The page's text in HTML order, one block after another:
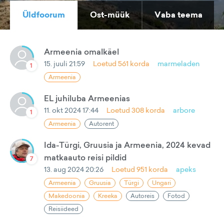
Üldfoorum Ost-müük Vaba teema
1
Armeenia omalkäel
15. juuli 21:59 Loetud 561 korda marmeladen
Armeenia
1
EL juhiluba Armeenias
11. okt 2024 17:44 Loetud 308 korda arbore
Armeenia Autorent
7
Ida-Türgi, Gruusia ja Armeenia, 2024 kevad
matkaauto reisi pildid
13. aug 2024 20:26 Loetud 951 korda apeks
Armeenia Gruusia Türgi
Ungari
Makedoonia
Kreeka Autoreis
Fotod
Reisiideed